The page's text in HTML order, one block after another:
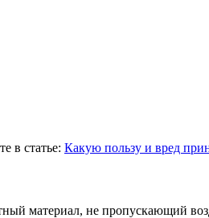
в статье: Какую пользу и вред
материал, не пропускающий